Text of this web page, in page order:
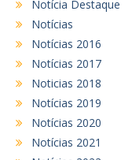
Notícia Destaque
Notícias
Notícias 2016
Notícias 2017
Noticias 2018
Notícias 2019
Notícias 2020
Notícias 2021